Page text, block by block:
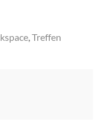
,Treffen